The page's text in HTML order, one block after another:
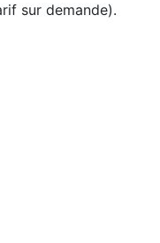
sur demande).